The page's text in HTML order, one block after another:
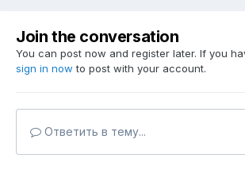
Join the conversation
You can post now and register later. If you
sign in now to post with your account.
Ответить в тему...